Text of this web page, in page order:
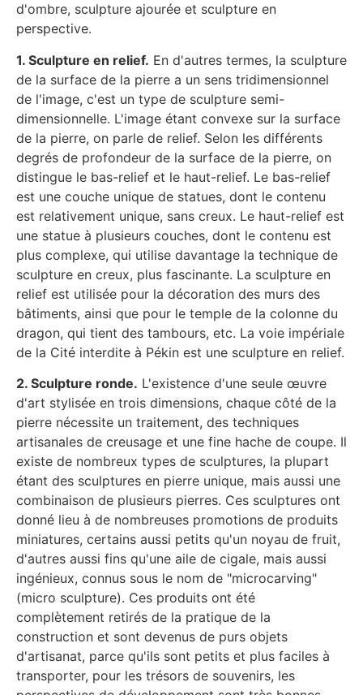
d'ombre, sculpture ajourée et sculpture en
perspective.
1. Sculpture en relief. En d'autres termes, la sculpture
de la surface de la pierre a un sens tridimensionnel
de l'image, c'est un type de sculpture semi-
dimensionnelle. L'image étant convexe sur la surface
de la pierre, on parle de relief. Selon les différents
degrés de profondeur de la surface de la pierre, on
distingue le bas-relief et le haut-relief. Le bas-relief
est une couche unique de statues, dont le contenu
est relativement unique, sans creux. Le haut-relief est
une statue à plusieurs couches, dont le contenu est
plus complexe, qui utilise davantage la technique de
sculpture en creux, plus fascinante. La sculpture en
relief est utilisée pour la décoration des murs des
bâtiments, ainsi que pour le temple de la colonne du
dragon, qui tient des tambours, etc. La voie impériale
de la Cité interdite à Pékin est une sculpture en relief.
2. Sculpture ronde. L'existence d'une seule œuvre
d'art stylisée en trois dimensions, chaque côté de la
pierre nécessite un traitement, des techniques
artisanales de creusage et une fine hache de coupe. Il
existe de nombreux types de sculptures, la plupart
étant des sculptures en pierre unique, mais aussi une
combinaison de plusieurs pierres. Ces sculptures ont
donné lieu à de nombreuses promotions de produits
miniatures, certains aussi petits qu'un noyau de fruit,
d'autres aussi fins qu'une aile de cigale, mais aussi
ingénieux, connus sous le nom de "microcarving"
(micro sculpture). Ces produits ont été
complètement retirés de la pratique de la
construction et sont devenus de purs objets
d'artisanat, parce qu'ils sont petits et plus faciles à
transporter, pour les trésors de souvenirs, les